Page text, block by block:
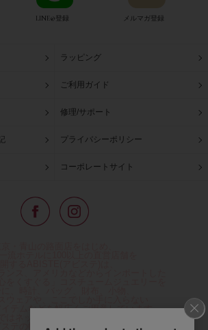
LINE@登録 メルマガ登録
ラッピング
ご利用ガイド
修理/サポート
プライバシーポリシー
コーポレートサイト
イテムなどを幅広くご用意しています。
ステの幅広い商品を取り揃え、